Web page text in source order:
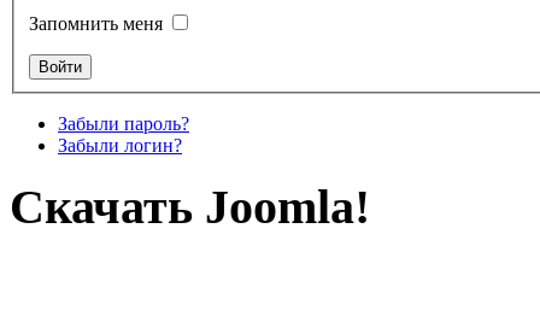
Запомнить меня
Забыли пароль?
Забыли логин?
Скачать Joomla!